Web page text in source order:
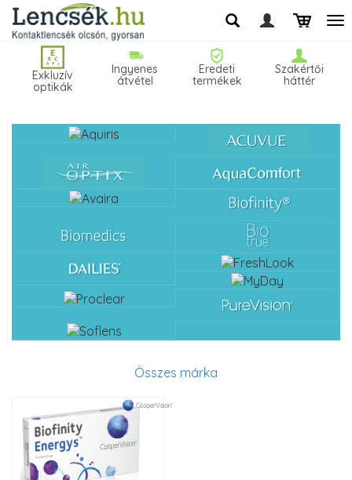
Exkluzív
optikák
Ingyenes
átvétel
Eredeti
termékek
Szakértői
háttér
Összes márka